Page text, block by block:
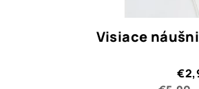
Visiace